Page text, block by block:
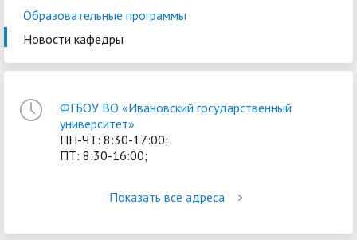
Образовательные программы
Новости кафедры
ФГБОУ ВО «Ивановский государственный
университет»
ПН-ЧТ: 8:30-17:00;
ПТ: 8:30-16:00;
Показать все адреса